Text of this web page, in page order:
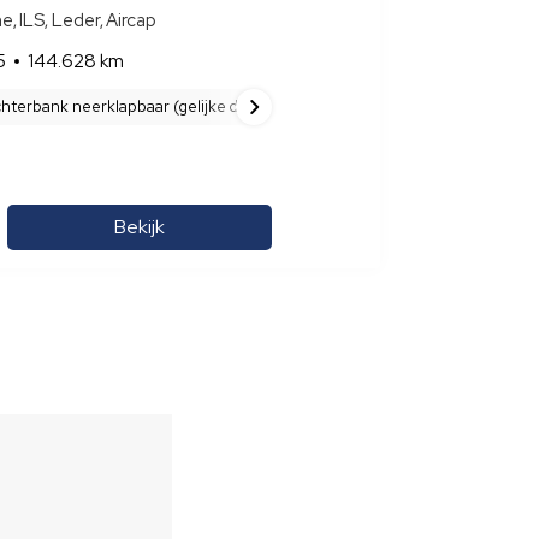
ILS, Leder, Aircap
144.628 km
neerklapbaar (gelijke delen)
Bekijk